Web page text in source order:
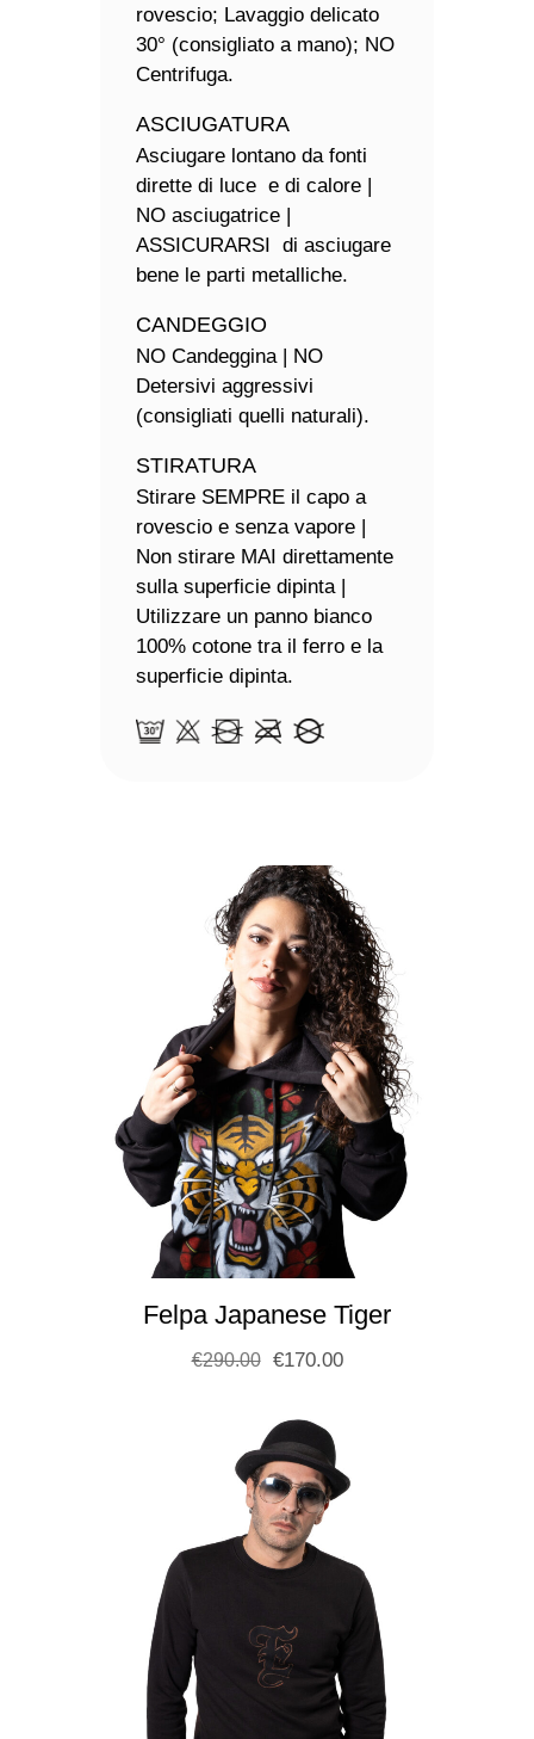
rovescio; Lavaggio delicato
30° (consigliato a mano); NO
Centrifuga.
ASCIUGATURA
Asciugare lontano da fonti
dirette di luce e di calore |
NO asciugatrice |
ASSICURARSI di asciugare
bene le parti metalliche.
CANDEGGIO
NO Candeggina | NO
Detersivi aggressivi
(consigliati quelli naturali).
STIRATURA
Stirare SEMPRE il capo a
rovescio e senza vapore |
Non stirare MAI direttamente
sulla superficie dipinta |
Utilizzare un panno bianco
100% cotone tra il ferro e la
superficie dipinta.
Felpa Japanese Tiger
€290.00 €170.00